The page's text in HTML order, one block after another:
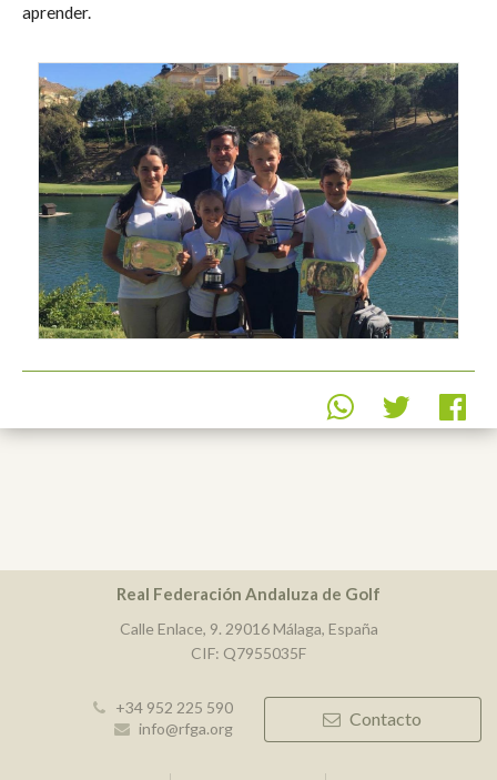
aprender.
Real Federación Andaluza de Golf
Calle Enlace, 9. 29016 Málaga, España
CIF: Q7955035F
+34 952 225 590
info@rfga.org
Contacto